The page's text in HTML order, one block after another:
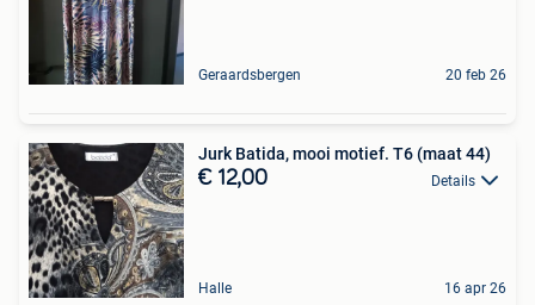
Geraardsbergen 20 feb 26
Jurk Batida, mooi motief. T6 (maat 44)
€ 12,00 Details
Halle 16 apr 26